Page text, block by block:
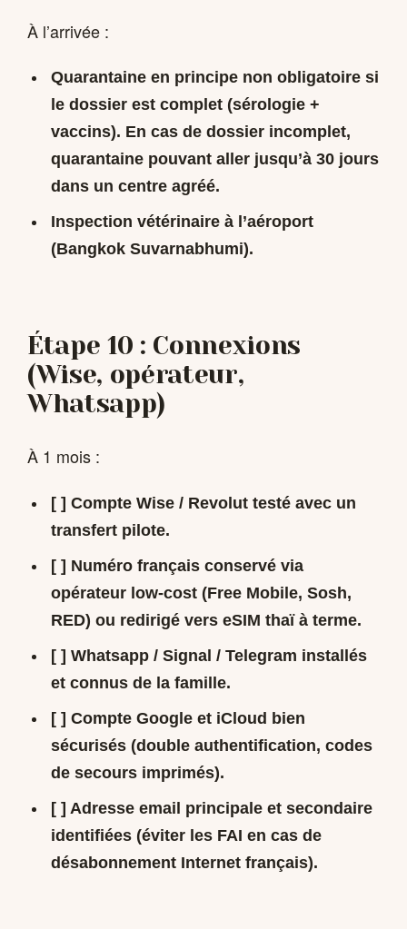
À l’arrivée :
Quarantaine en principe non obligatoire si
le dossier est complet (sérologie +
vaccins). En cas de dossier incomplet,
quarantaine pouvant aller jusqu’à 30 jours
dans un centre agréé.
Inspection vétérinaire à l’aéroport
(Bangkok Suvarnabhumi).
Étape 10 : Connexions
(Wise, opérateur,
Whatsapp)
À 1 mois :
[ ] Compte Wise / Revolut testé avec un
transfert pilote.
[ ] Numéro français conservé via
opérateur low-cost (Free Mobile, Sosh,
RED) ou redirigé vers eSIM thaï à terme.
[ ] Whatsapp / Signal / Telegram installés
et connus de la famille.
[ ] Compte Google et iCloud bien
sécurisés (double authentification, codes
de secours imprimés).
[ ] Adresse email principale et secondaire
identifiées (éviter les FAI en cas de
désabonnement Internet français).